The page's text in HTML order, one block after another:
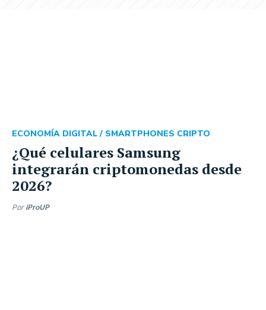
¿Qué celulares Samsung
integrarán criptomonedas desde
2026?
ECONOMÍA DIGITAL / SMARTPHONES CRIPTO
Por iProUP